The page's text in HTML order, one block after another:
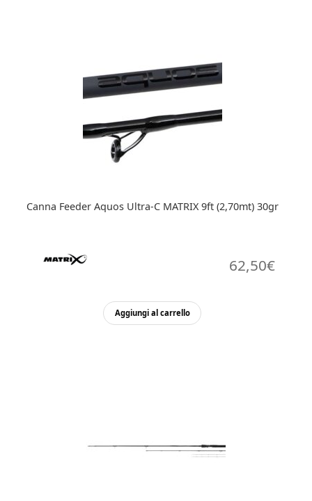
Canna Feeder Aquos Ultra-C MATRIX 9ft (2,70mt) 30gr
62,50€
Aggiungi al carrello